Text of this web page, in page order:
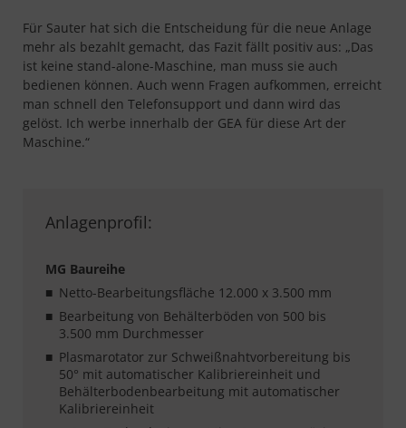
Anlagenprofil:
MG Baureihe
Netto-Bearbeitungsfläche 12.000 x 3.500 mm
Bearbeitung von Behälterböden von 500 bis
3.500 mm Durchmesser
Plasmarotator zur Schweißnahtvorbereitung bis
50° mit automatischer Kalibriereinheit und
Behälterbodenbearbeitung mit automatischer
Kalibriereinheit
Für Sauter hat sich die Entscheidung für die neue Anlage
mehr als bezahlt gemacht, das Fazit fällt positiv aus: „Das
ist keine stand-alone-Maschine, man muss sie auch
bedienen können. Auch wenn Fragen aufkommen, erreicht
man schnell den Telefonsupport und dann wird das
gelöst. Ich werbe innerhalb der GEA für diese Art der
Maschine.“